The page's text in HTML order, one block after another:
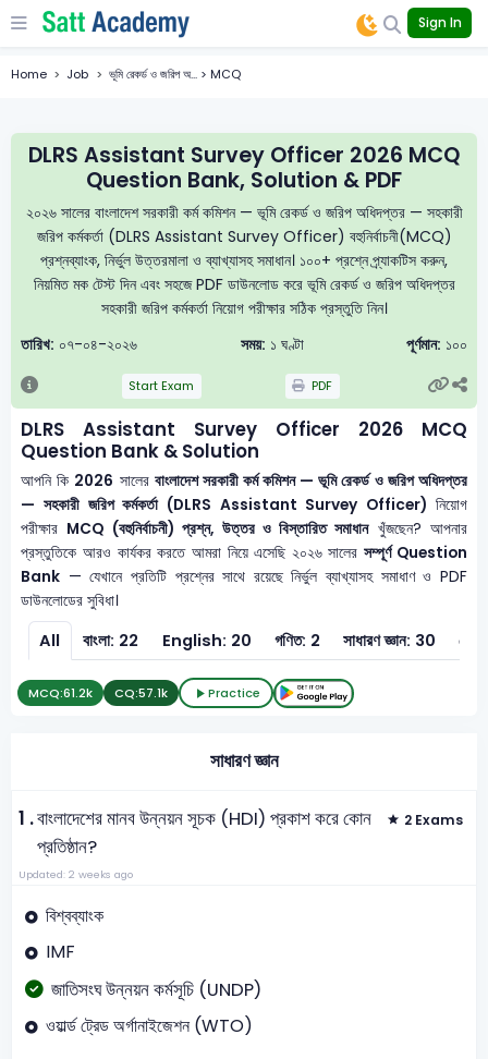
Sign In
Home Job ভূমি রেকর্ড ও জরিপ অ... > MCQ
DLRS Assistant Survey Officer 2026 MCQ
Question Bank, Solution & PDF
২০২৬ সালের বাংলাদেশ সরকারী কর্ম কমিশন — ভূমি রেকর্ড ও জরিপ অধিদপ্তর — সহকারী
জরিপ কর্মকর্তা (DLRS Assistant Survey Officer) বহুনির্বাচনী(MCQ)
প্রশ্নব্যাংক, নির্ভুল উত্তরমালা ও ব্যাখ্যাসহ সমাধান। ১০০+ প্রশ্নে প্র্যাকটিস করুন,
নিয়মিত মক টেস্ট দিন এবং সহজে PDF ডাউনলোড করে ভূমি রেকর্ড ও জরিপ অধিদপ্তর
সহকারী জরিপ কর্মকর্তা নিয়োগ পরীক্ষার সঠিক প্রস্তুতি নিন।
তারিখ: ০৭-০৪-২০২৬ সময়: ১ ঘণ্টা পূর্ণমান: ১০০
Start Exam PDF
DLRS Assistant Survey Officer 2026 MCQ
Question Bank & Solution
আপনি কি 2026 সালের বাংলাদেশ সরকারী কর্ম কমিশন — ভূমি রেকর্ড ও জরিপ অধিদপ্তর
— সহকারী জরিপ কর্মকর্তা (DLRS Assistant Survey Officer) নিয়োগ
পরীক্ষার MCQ (বহুনির্বাচনী) প্রশ্ন, উত্তর ও বিস্তারিত সমাধানখুঁজছেন? আপনার
প্রস্তুতিকে আরও কার্যকর করতে আমরা নিয়ে এসেছি ২০২৬ সালেরসম্পূর্ণ Question
Bank — যেখানে প্রতিটি প্রশ্নের সাথে রয়েছে নির্ভুল ব্যাখ্যাসহ সমাধাণ ও PDF
ডাউনলোডের সুবিধা।
All বাংলা: 22 English: 20 গণিত: 2 সাধারণ জ্ঞান: 30
MCQ:61.2k CQ:57.1k Practice
সাধারণ জ্ঞান
1 .বাংলাদেশের মানব উন্নয়ন সূচক (HDI) প্রকাশ করে কোন
প্রতিষ্ঠান?
2 Exams
Updated: 2 weeks ago
বিশ্বব্যাংক
IMF
জাতিসংঘ উন্নয়ন কর্মসূচি (UNDP)
ওয়ার্ল্ড ট্রেড অর্গানাইজেশন (WTO)